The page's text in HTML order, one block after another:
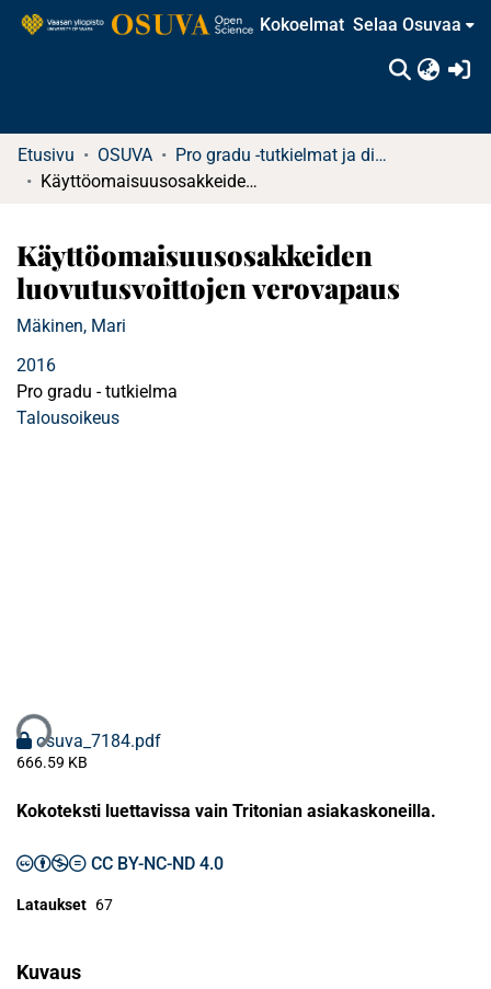
Kokoelmat Selaa Osuvaa
Etusivu OSUVA
Pro gradu -tutkielmat ja diplomityöt (rajattu saatavuus)
Käyttöomaisuusosakkeiden luovutusvoittojen verovapaus
Käyttöomaisuusosakkeiden
luovutusvoittojen verovapaus
Mäkinen, Mari
2016
Pro gradu - tutkielma
Talousoikeus
osuva_7184.pdf
666.59 KB
Kokoteksti luettavissa vain Tritonian asiakaskoneilla.
CC BY-NC-ND 4.0
Lataukset 67
Kuvaus